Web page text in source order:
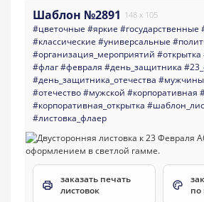
Шаблон №2891 148 x 105
#цветочные #яркие #государственные
#классические #универсальные
#организация_мероприятий #открытка
#флаг#февраля #день_защитника
#день_защитника_отечества #мужчины
#отечество#мужской #корпоративная
#корпоративная_открытка
#листовка_флаер
заказать печать
листовок
по